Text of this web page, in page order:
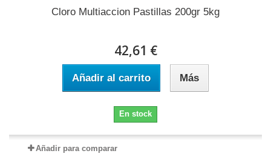
Cloro Multiaccion Pastillas 200gr 5kg
42,61 €
Añadir al carrito Más
En stock
Añadir para comparar